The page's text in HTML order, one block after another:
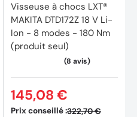
Visseuse à chocs LXT®
MAKITA DTD172Z 18 V Li-
Ion - 8 modes - 180 Nm
(produit seul)
Prix conseillé :322,70 €
145,08 €